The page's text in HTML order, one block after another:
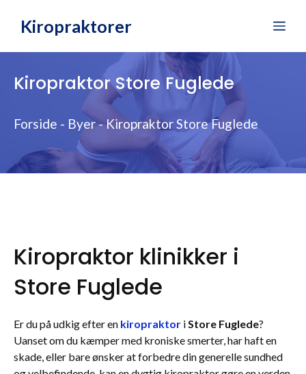
Kiropraktorer
Kiropraktor Store Fuglede
Forside - Byer-Kiropraktor Store Fuglede
Kiropraktor klinikker i
Store Fuglede
Er du på udkig efter en kiropraktor iStore Fuglede?
Uanset om du kæmper med kroniske smerter, har haft en
skade, eller bare ønsker at forbedre din generelle sundhed